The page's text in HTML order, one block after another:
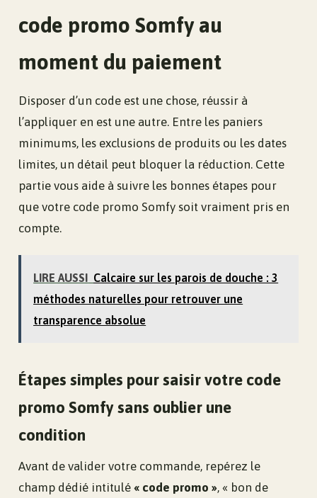
code promo Somfy au
moment du paiement
Disposer d’un code est une chose, réussir à
l’appliquer en est une autre. Entre les paniers
minimums, les exclusions de produits ou les dates
limites, un détail peut bloquer la réduction. Cette
partie vous aide à suivre les bonnes étapes pour
que votre code promo Somfy soit vraiment pris en
compte.
LIRE AUSSI Calcaire sur les parois de douche : 3
méthodes naturelles pour retrouver une
transparence absolue
Étapes simples pour saisir votre code
promo Somfy sans oublier une
condition
Avant de valider votre commande, repérez le
champ dédié intitulé « code promo », « bon de